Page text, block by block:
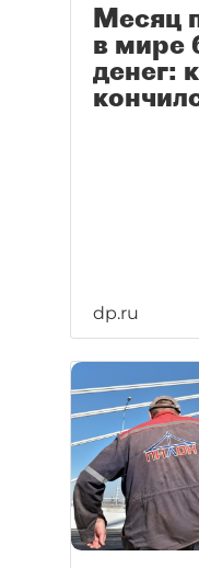
Месяц
в мире
денег:
dp.ru